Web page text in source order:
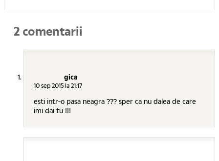
2 comentarii
gica
10 sep 2015 la 21:17
esti intr-o pasa neagra ??? sper ca nu dalea de care
imi dai tu !!!